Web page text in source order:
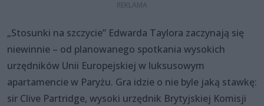
„Stosunki na szczycie” Edwarda Taylora zaczynają się
niewinnie – od planowanego spotkania wysokich
urzędników Unii Europejskiej w luksusowym
apartamencie w Paryżu. Gra idzie o nie byle jaką stawkę:
sir Clive Partridge, wysoki urzędnik Brytyjskiej Komisji